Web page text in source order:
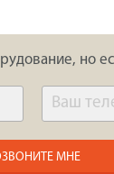
но
МНЕ